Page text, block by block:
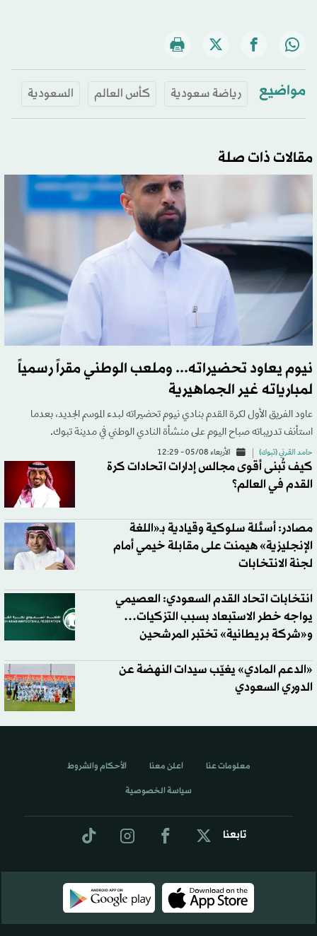
مواضيع رياضة سعودية كأس العالم السعودية
مقالات ذات صلة
نيوم يعاود تحضيراته... وملعب الوطني مقراً رسمياً
لمبارياته غير الجماهيرية
عاود الفريق الأول لكرة القدم بنادي نيوم تحضيراته لبدء الموسم الجديد، بعدما
استأنف تدريباته صباح اليوم على منشأة النادي الوطني في مدينة تبوك.
حامد القرني (تبوك) الأربعاء 05/08 - 12:29
كيف تُبنى أقوى مجالس إدارات اتحادات كرة
القدم في العالم؟
مصادر: أسئلة سلوكية وقيادية بـ«اللغة
الإنجليزية» هيمنت على مقابلة خيمي أمام
لجنة الانتخابات
انتخابات اتحاد القدم السعودي: العصيمي
يواجه خطر الاستبعاد بسبب التزكيات…
و«شركة بريطانية» تختبر المرشحين
«الدعم المادي» يغيّب سيدات النهضة عن
الدوري السعودي
تابعنا
معلومات عنا اعلن معنا الأحكام والشروط
سياسة الخصوصية